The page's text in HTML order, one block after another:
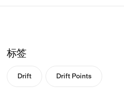
标签
Drift Drift Points